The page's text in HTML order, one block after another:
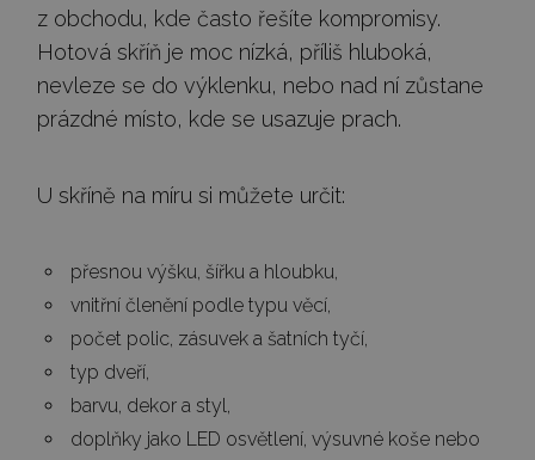
z obchodu, kde často řešíte kompromisy.
Hotová skříň je moc nízká, příliš hluboká,
nevleze se do výklenku, nebo nad ní zůstane
prázdné místo, kde se usazuje prach.
U skříně na míru si můžete určit:
přesnou výšku, šířku a hloubku,
vnitřní členění podle typu věcí,
počet polic, zásuvek a šatních tyčí,
typ dveří,
barvu, dekor a styl,
doplňky jako LED osvětlení, výsuvné koše nebo